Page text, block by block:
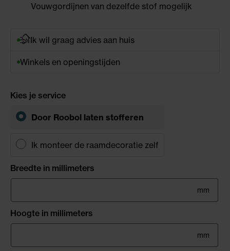
Vouwgordijnen van dezelfde stof mogelijk
Ik wil graag advies aan huis
Winkels en openingstijden
Kies je service
Door Roobol laten stofferen
Ik monteer de raamdecoratie zelf
Breedte in millimeters
mm
Hoogte in millimeters
mm